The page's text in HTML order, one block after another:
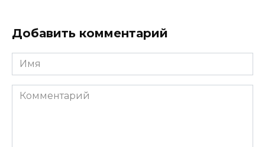
Добавить комментарий
Имя
*
Комментарий